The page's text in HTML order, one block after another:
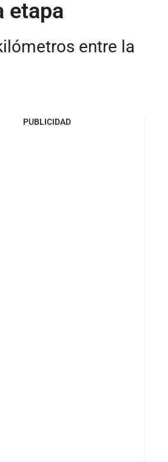
etapa
entre la
PUBLICIDAD